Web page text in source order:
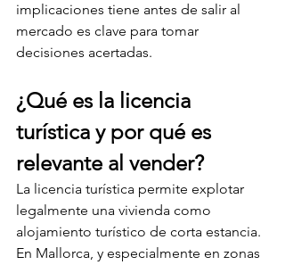
implicaciones tiene antes de salir al
mercado es clave para tomar
decisiones acertadas.
¿Qué es la licencia
turística y por qué es
relevante al vender?
La licencia turística permite explotar
legalmente una vivienda como
alojamiento turístico de corta estancia.
En Mallorca, y especialmente en zonas